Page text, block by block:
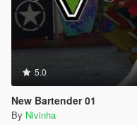
5.0
New Bartender 01
By Nivinha